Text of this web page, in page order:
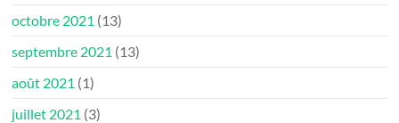
octobre 2021 (13)
septembre 2021 (13)
août 2021 (1)
juillet 2021 (3)